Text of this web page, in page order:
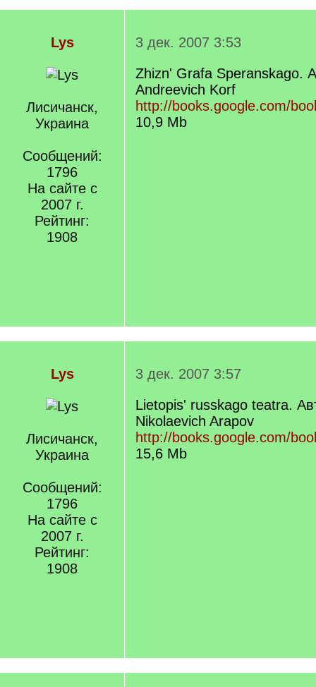
Lys
Лисичанск,
Украина
Сообщений:
1796
На сайте с
2007 г.
Рейтинг:
1908
3 дек. 2007 3:53
Zhiznʹ Grafa Speranskago.
Andreevich Korf
http://books.google.com/
10,9 Mb
Lys
Лисичанск,
Украина
Сообщений:
1796
На сайте с
2007 г.
Рейтинг:
1908
3 дек. 2007 3:57
Lietopis' russkago teatra.
Nikolaevich Arapov
http://books.google.com/
15,6 Mb